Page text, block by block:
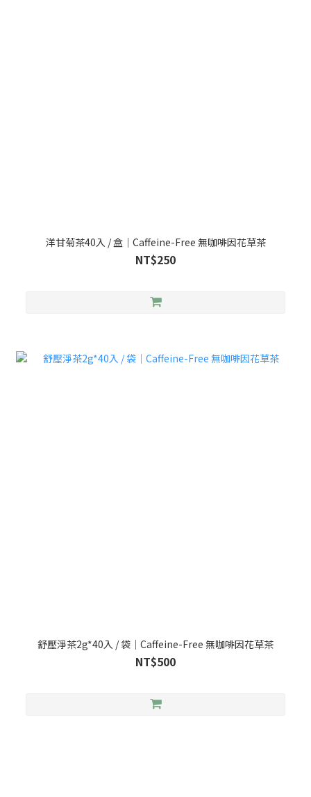
洋甘菊茶40入 / 盒｜Caffeine-Free 無咖啡因花草茶
NT$250
舒壓淨茶2g*40入 / 袋｜Caffeine-Free 無咖啡因花草茶
NT$500